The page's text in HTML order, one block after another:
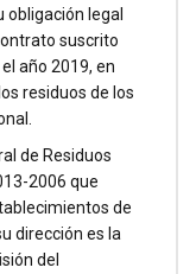
obligación legal
suscrito
año 2019, en
residuos de los
de Residuos
2006 que
de
dirección es la
del